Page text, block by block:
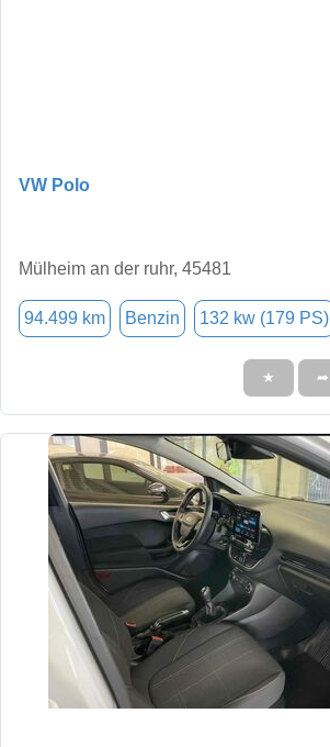
VW Polo
Mülheim an der ruhr, 45481
94.499 km Benzin 132 kw (179 PS)
★ ➦